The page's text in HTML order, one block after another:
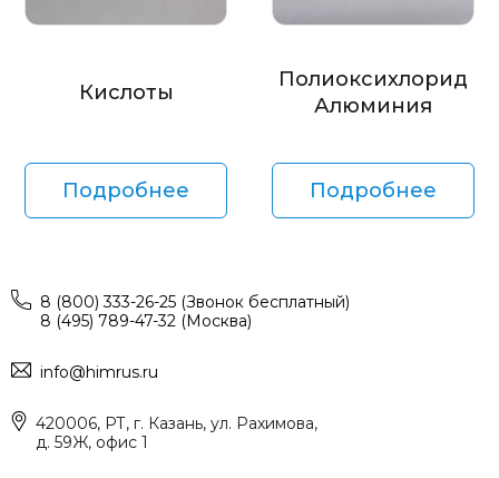
Кислоты
Подробнее
Полиоксихлорид
Алюминия
Подробнее
8 (800) 333-26-25 (Звонок бесплатный)
8 (495) 789-47-32 (Москва)
info@himrus.ru
420006, РТ, г. Казань, ул. Рахимова,
д. 59Ж, офис 1